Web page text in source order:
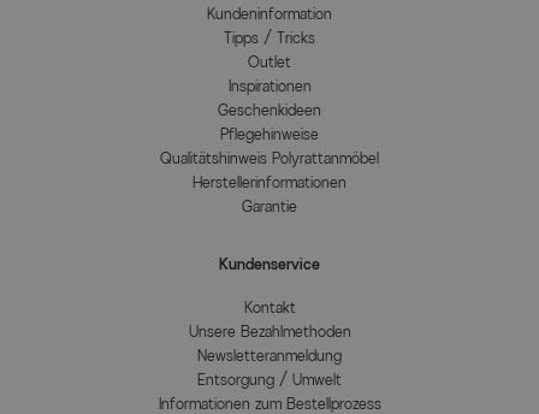
Kundeninformation
Tipps / Tricks
Outlet
Inspirationen
Geschenkideen
Pflegehinweise
Qualitätshinweis Polyrattanmöbel
Herstellerinformationen
Garantie
Kundenservice
Kontakt
Unsere Bezahlmethoden
Newsletteranmeldung
Entsorgung / Umwelt
Informationen zum Bestellprozess